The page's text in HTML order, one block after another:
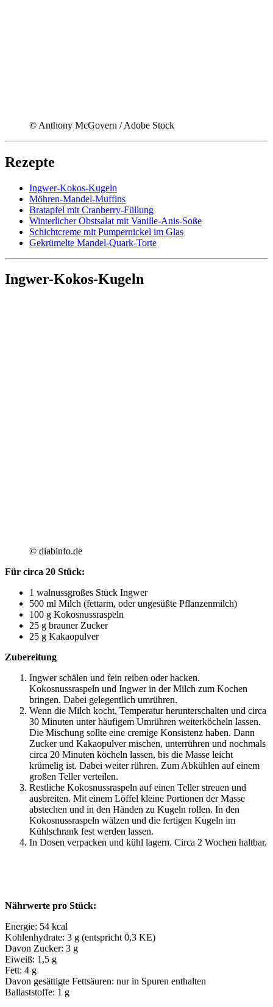
© Anthony McGovern / Adobe Stock
Rezepte
Ingwer-Kokos-Kugeln
Möhren-Mandel-Muffins
Bratapfel mit Cranberry-Füllung
Winterlicher Obstsalat mit Vanille-Anis-Soße
Schichtcreme mit Pumpernickel im Glas
Gekrümelte Mandel-Quark-Torte
Ingwer-Kokos-Kugeln
© diabinfo.de
Für circa 20 Stück:
1 walnussgroßes Stück Ingwer
500 ml Milch (fettarm, oder ungesüßte Pflanzenmilch)
100 g Kokosnussraspeln
25 g brauner Zucker
25 g Kakaopulver
Zubereitung
Ingwer schälen und fein reiben oder hacken.
Kokosnussraspeln und Ingwer in der Milch zum Kochen
bringen. Dabei gelegentlich umrühren.
Wenn die Milch kocht, Temperatur herunterschalten und circa
30 Minuten unter häufigem Umrühren weiterköcheln lassen.
Die Mischung sollte eine cremige Konsistenz haben. Dann
Zucker und Kakaopulver mischen, unterrühren und nochmals
circa 20 Minuten köcheln lassen, bis die Masse leicht
krümelig ist. Dabei weiter rühren. Zum Abkühlen auf einem
großen Teller verteilen.
Restliche Kokosnussraspeln auf einen Teller streuen und
ausbreiten. Mit einem Löffel kleine Portionen der Masse
abstechen und in den Händen zu Kugeln rollen. In den
Kokosnussraspeln wälzen und die fertigen Kugeln im
Kühlschrank fest werden lassen.
In Dosen verpacken und kühl lagern. Circa 2 Wochen haltbar.
Nährwerte pro Stück:
Energie: 54 kcal
Kohlenhydrate: 3 g (entspricht 0,3 KE)
Davon Zucker: 3 g
Eiweiß: 1,5 g
Fett: 4 g
Davon gesättigte Fettsäuren: nur in Spuren enthalten
Ballaststoffe: 1 g